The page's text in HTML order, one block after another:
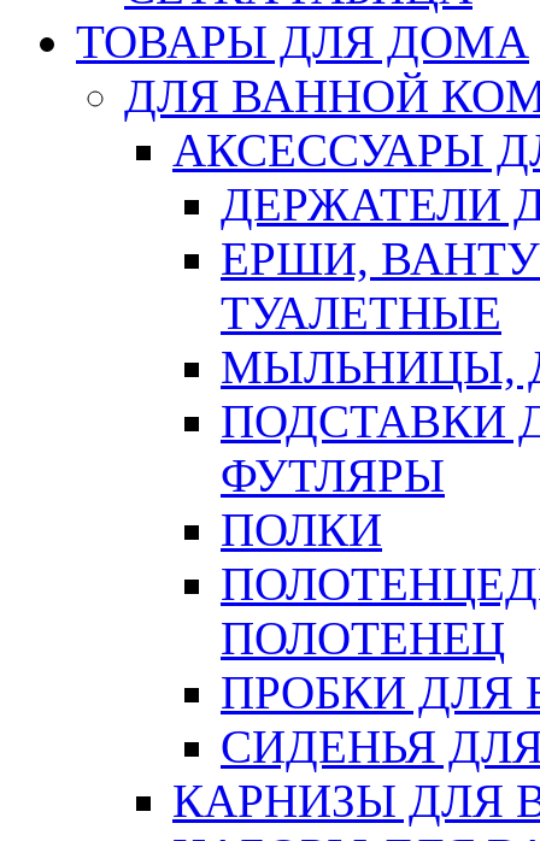
ТОВАРЫ ДЛЯ ДОМА
ДЛЯ ВАННОЙ
АКСЕССУАРЫ
ДЕРЖАТЕЛИ
ЕРШИ,
ТУАЛЕТНЫЕ
МЫЛЬНИЦЫ,
ПОДСТАВКИ
ФУТЛЯРЫ
ПОЛКИ
ПОЛОТЕНЕЦ
ПРОБКИ ДЛЯ
СИДЕНЬЯ
КАРНИЗЫ ДЛЯ